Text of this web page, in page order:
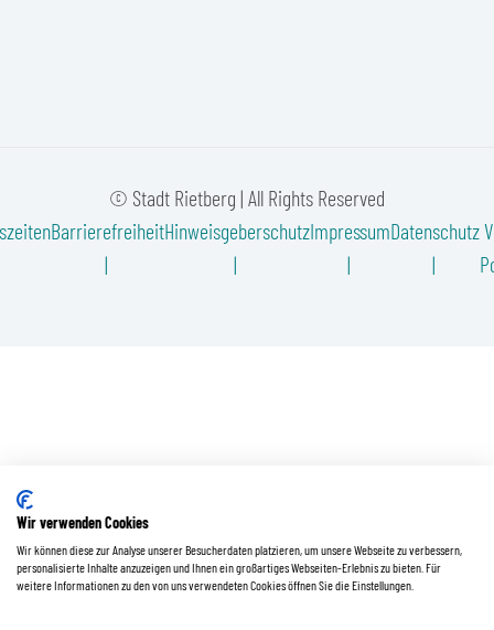
© Stadt Rietberg | All Rights Reserved
BarrierefreiheitHinweisgeberschutzImpressumDatenschutz
Wir verwenden Cookies
Wir können diese zur Analyse unserer Besucherdaten platzieren, um unsere Webseite zu verbessern,
personalisierte Inhalte anzuzeigen und Ihnen ein großartiges Webseiten-Erlebnis zu bieten. Für
weitere Informationen zu den von uns verwendeten Cookies öffnen Sie die Einstellungen.